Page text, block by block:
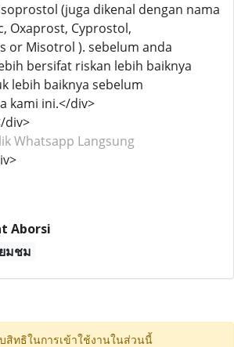
(juga dikenal dengan nama
Oxaprost, Cyprostol,
or Misotrol ). sebelum anda
bersifat riskan lebih baiknya
lebih baiknya sebelum
kami ini.</div>
div>
Whatsapp Langsung
Aborsi
มชม
สิทธิในการเข้าใช้งานในส่วนนี้